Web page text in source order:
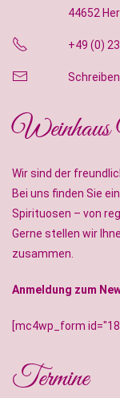
44652
+49 (0)
Wir sind der
Bei uns finden Sie
Spirituosen – von
Gerne stellen wir
zusammen.
Anmeldung zum
[mc4wp_form
Termine